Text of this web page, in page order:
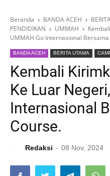
Beranda BANDA ACEH
PENDIDIKAN
UMMAH
UMMAH Go Internasional Bersama
BANDA ACEH BERITA UTAMA
Kembali
Ke Luar
Internasional
Course.
Redaksi 08 Nov, 2024